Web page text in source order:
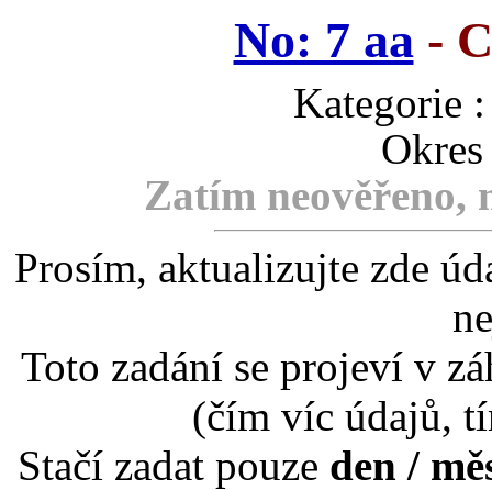
No: 7 aa-
Kategorie
Zatím
Prosím, aktualizujte zde
Toto zadání se projeví v
(čím víc údajů,
Stačí zadat pouze den /